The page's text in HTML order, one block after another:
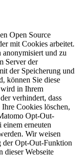
Open Source
mit Cookies arbeitet.
und zu
Server der
der Speicherung und
können Sie diese
in Ihrem
verhindert, dass
Cookies löschen,
Opt-Out-
erneuten
Wir weisen
der Opt-Out-Funktion
dieser Webseite